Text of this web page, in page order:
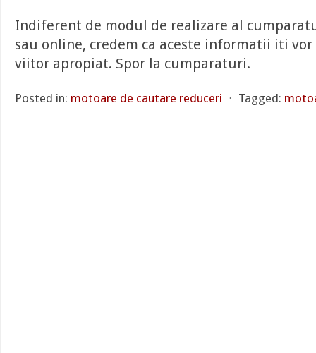
Indiferent de modul de realizare al
sau online, credem ca aceste informatii iti
viitor apropiat. Spor la cumparaturi.
Posted in: motoare de cautare reduceri ⋅ Tagged: